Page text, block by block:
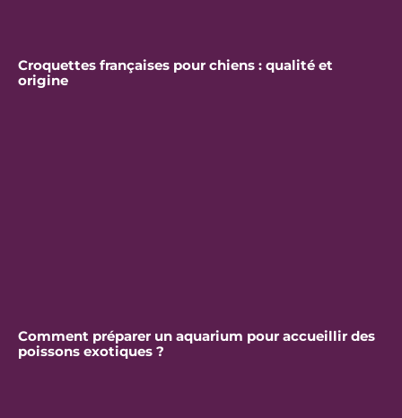
Croquettes françaises pour chiens : qualité et
origine
Comment préparer un aquarium pour accueillir des
poissons exotiques ?